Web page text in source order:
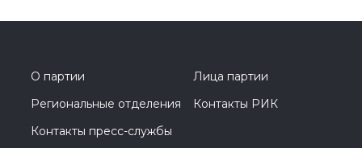
О партии
Лица партии
Региональные отделения
Контакты РИК
Контакты пресс-службы